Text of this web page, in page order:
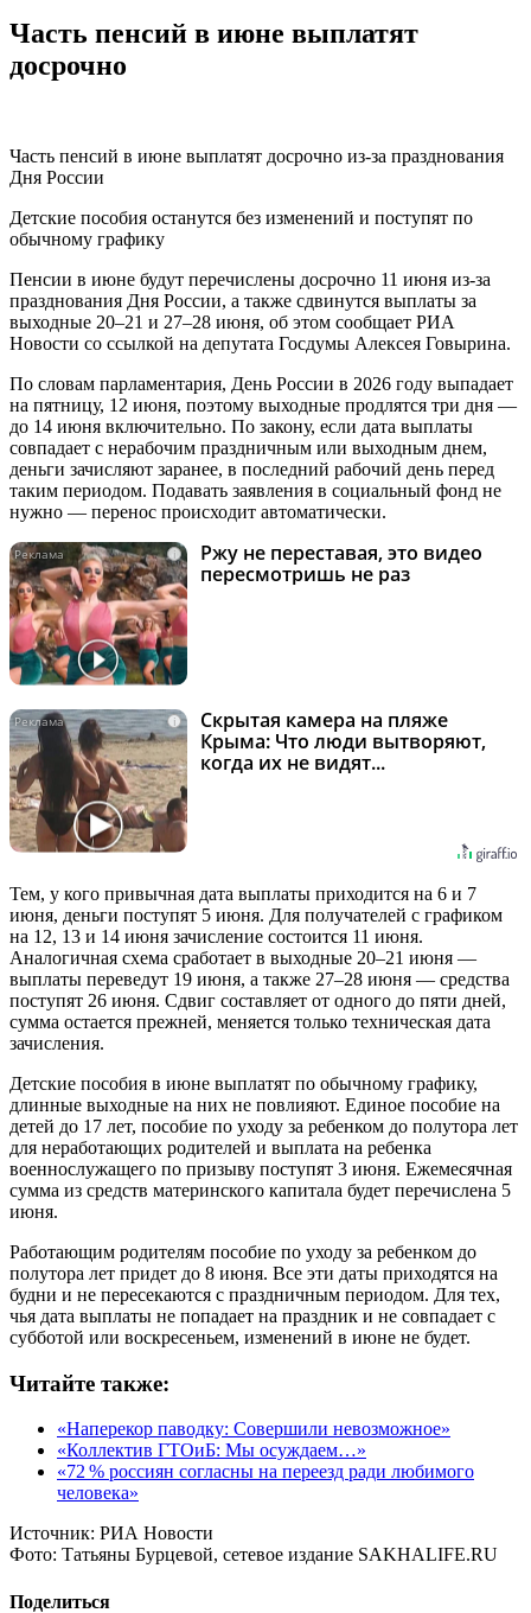
Часть пенсий в июне выплатят
досрочно
Часть пенсий в июне выплатят досрочно из-за празднования
Дня России
Детские пособия останутся без изменений и поступят по
обычному графику
Пенсии в июне будут перечислены досрочно 11 июня из-за
празднования Дня России, а также сдвинутся выплаты за
выходные 20–21 и 27–28 июня, об этом сообщает РИА
Новости со ссылкой на депутата Госдумы Алексея Говырина.
По словам парламентария, День России в 2026 году выпадает
на пятницу, 12 июня, поэтому выходные продлятся три дня —
до 14 июня включительно. По закону, если дата выплаты
совпадает с нерабочим праздничным или выходным днем,
деньги зачисляют заранее, в последний рабочий день перед
таким периодом. Подавать заявления в социальный фонд не
нужно — перенос происходит автоматически.
i
Ржу не переставая, это видео
пересмотришь не раз
i
Скрытая камера на пляже
Крыма: Что люди вытворяют,
когда их не видят...
Тем, у кого привычная дата выплаты приходится на 6 и 7
июня, деньги поступят 5 июня. Для получателей с графиком
на 12, 13 и 14 июня зачисление состоится 11 июня.
Аналогичная схема сработает в выходные 20–21 июня —
выплаты переведут 19 июня, а также 27–28 июня — средства
поступят 26 июня. Сдвиг составляет от одного до пяти дней,
сумма остается прежней, меняется только техническая дата
зачисления.
Детские пособия в июне выплатят по обычному графику,
длинные выходные на них не повлияют. Единое пособие на
детей до 17 лет, пособие по уходу за ребенком до полутора лет
для неработающих родителей и выплата на ребенка
военнослужащего по призыву поступят 3 июня. Ежемесячная
сумма из средств материнского капитала будет перечислена 5
июня.
Работающим родителям пособие по уходу за ребенком до
полутора лет придет до 8 июня. Все эти даты приходятся на
будни и не пересекаются с праздничным периодом. Для тех,
чья дата выплаты не попадает на праздник и не совпадает с
субботой или воскресеньем, изменений в июне не будет.
Читайте также:
«Наперекор паводку: Совершили невозможное»
«Коллектив ГТОиБ: Мы осуждаем…»
«72 % россиян согласны на переезд ради любимого
человека»
Источник: РИА Новости
Фото: Татьяны Бурцевой, сетевое издание SAKHALIFE.RU
Поделиться